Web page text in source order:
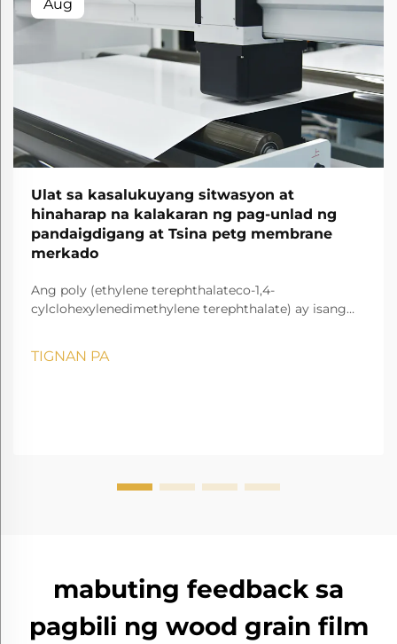
Aug
Ulat sa kasalukuyang sitwasyon at
hinaharap na kalakaran ng pag-unlad ng
pandaigdigang at Tsina petg membrane
merkado
Ang poly (ethylene terephthalateco-1,4-
cylclohexylenedimethylene terephthalate) ay isang
TIGNAN PA
mabuting feedback sa
pagbili ng wood grain film